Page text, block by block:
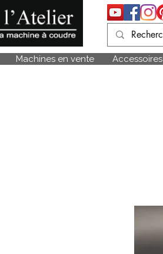
Machines en vente Accessoires